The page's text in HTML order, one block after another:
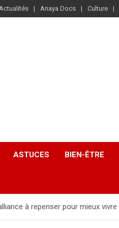
Anaya Docs Culture
ASTUCES BIEN-ÊTRE
à repenser pour mieux vivre